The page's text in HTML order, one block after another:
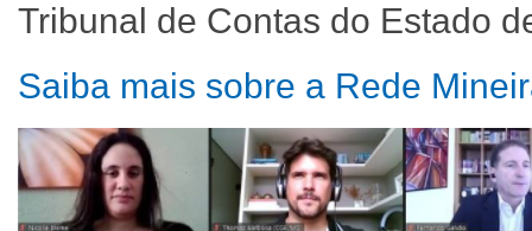
Tribunal de Contas do Estado
Saiba mais sobre a Rede